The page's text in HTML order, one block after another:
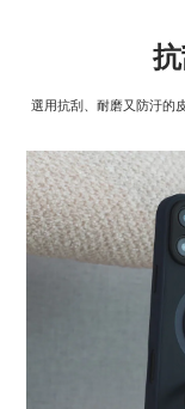
選用抗刮、耐磨又防汙的